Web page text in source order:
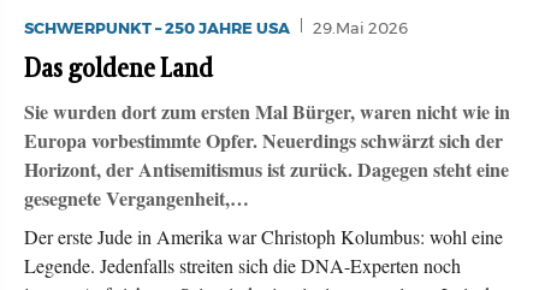
SCHWERPUNKT – 250 JAHRE USA 29.Mai 2026
Das goldene Land
Sie wurden dort zum ersten Mal Bürger, waren nicht wie in
Europa vorbestimmte Opfer. Neuerdings schwärzt sich der
Horizont, der Antisemitismus ist zurück. Dagegen steht eine
gesegnete Vergangenheit,…
Der erste Jude in Amerika war Christoph Kolumbus: wohl eine
Legende. Jedenfalls streiten sich die DNA-Experten noch